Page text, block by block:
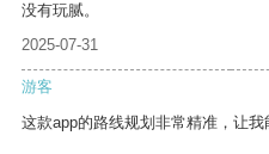
没有玩腻。
2025-07-31
游客
这款app的路线规划非常精准，让我